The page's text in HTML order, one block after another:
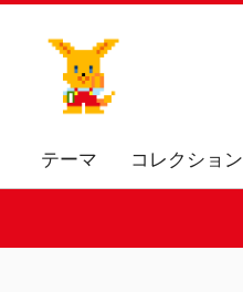
テーマ コレクション